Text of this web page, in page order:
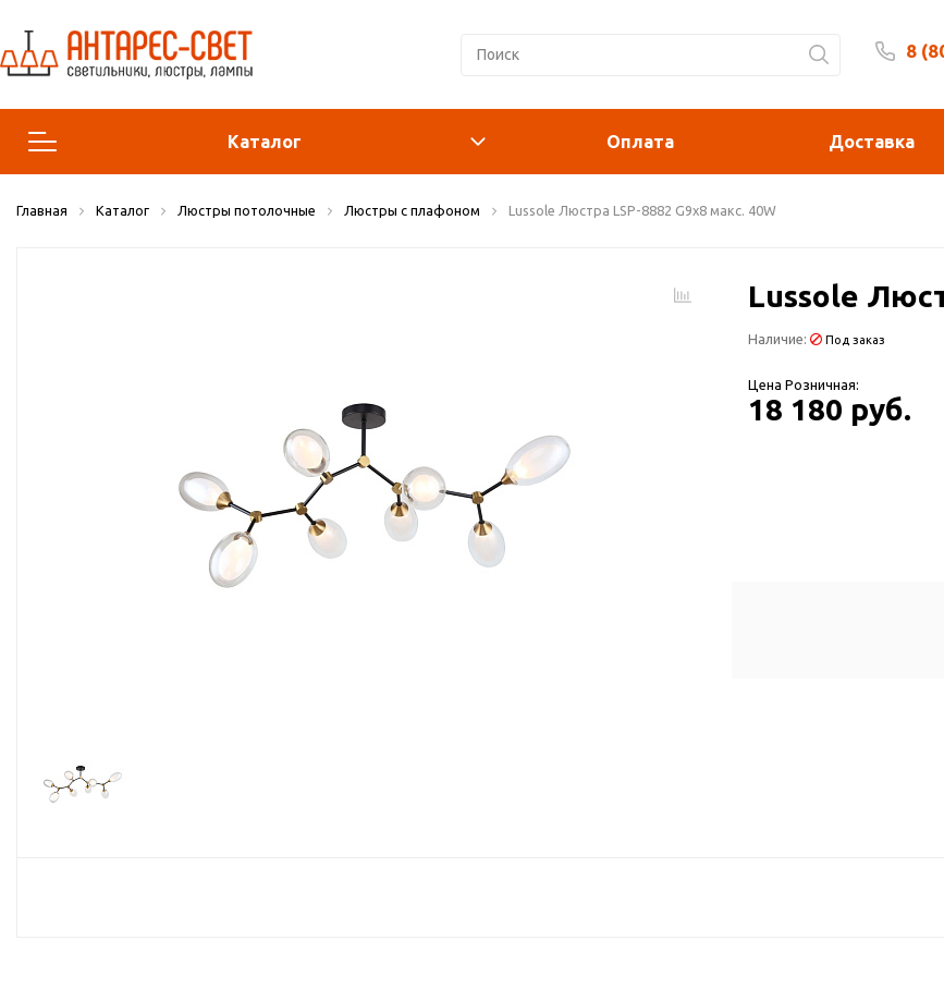
8
Каталог
Люстры и подвесы
Прожекторы
Оплата Доставка
Главная Каталог Люстры потолочные Люстры с плафоном Lussole Люстра LSP-8882 G9x8 макс. 40W
Lussole
Наличие: Под заказ
Цена Розничная:
18 180 руб.